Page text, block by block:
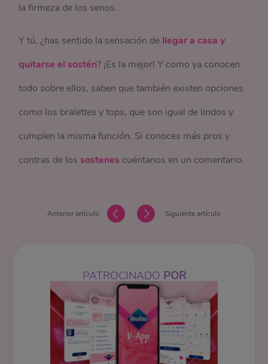
la firmeza de los senos.
Y tú, ¿has sentido la sensación de llegar a casa y
quitarse el sostén? ¡Es la mejor! Y como ya conocen
todo sobre ellos, saben que también existen opciones
como los bralettes y tops, que son igual de lindos y
cumplen la misma función. Si conoces más pros y
contras de lossostenes cuéntanos en un comentario.
Anterior artículo Siguiente artículo
PATROCINADO POR